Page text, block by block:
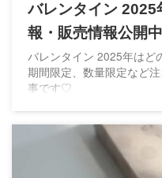
バレンタイン 2025
報・販売情報公開
バレンタイン 2025年はど
期間限定、数量限定など
事です♡